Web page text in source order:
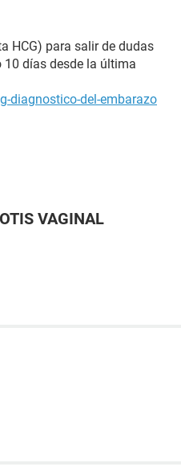
HCG) para salir de dudas
días desde la última
diagnostico-del-embarazo
VAGINAL